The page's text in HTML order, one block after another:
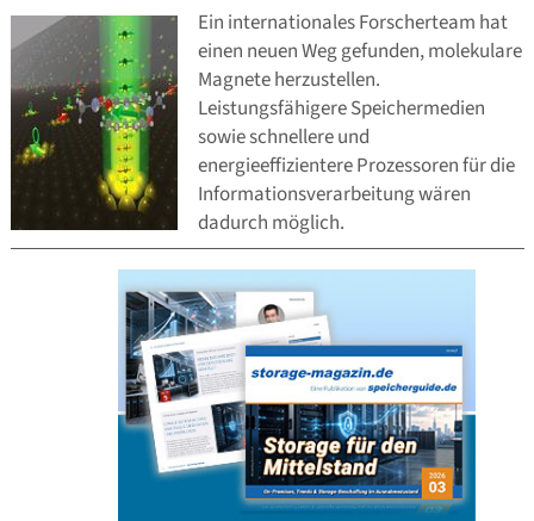
Ein internationales Forscherteam hat
einen neuen Weg gefunden, molekulare
Magnete herzustellen.
Leistungsfähigere Speichermedien
sowie schnellere und
energieeffizientere Prozessoren für die
Informationsverarbeitung wären
dadurch möglich.